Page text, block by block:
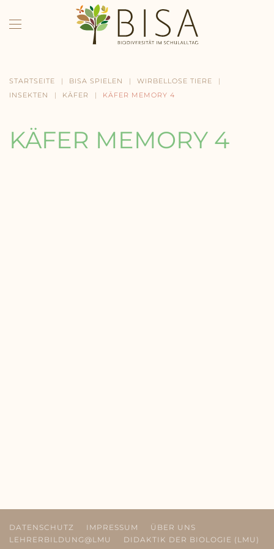
Skip to main content
STARTSEITE BISA SPIELEN
WIRBELLOSE TIERE
INSEKTEN
KÄFER KÄFER MEMORY 4
KÄFER MEMORY 4
DATENSCHUTZ IMPRESSUM
ÜBER UNS
LEHRERBILDUNG@LMU
DIDAKTIK DER BIOLOGIE (LMU)